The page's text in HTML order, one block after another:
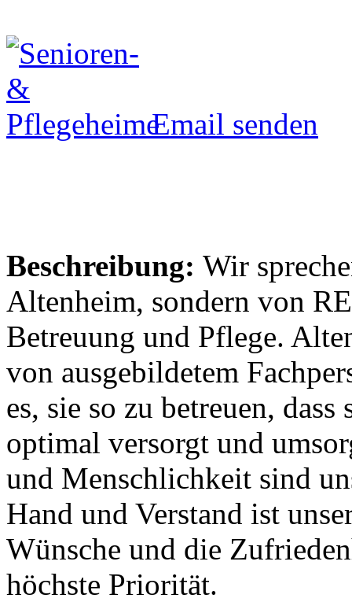
Email senden
Beschreibung: Wir
Altenheim, sondern von
Betreuung und Pflege.
von ausgebildetem
es, sie so zu betreuen,
optimal versorgt und
und Menschlichkeit sind
Hand und Verstand ist
Wünsche und die
höchste Priorität.